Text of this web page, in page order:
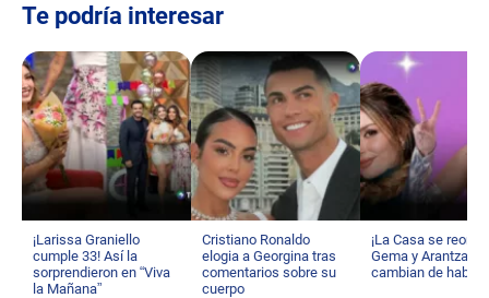
Te podría interesar
¡Larissa Graniello
cumple 33! Así la
sorprendieron en “Viva
la Mañana”
Cristiano Ronaldo
elogia a Georgina tras
comentarios sobre su
cuerpo
¡La Casa se
Gema y Arantza
cambian de